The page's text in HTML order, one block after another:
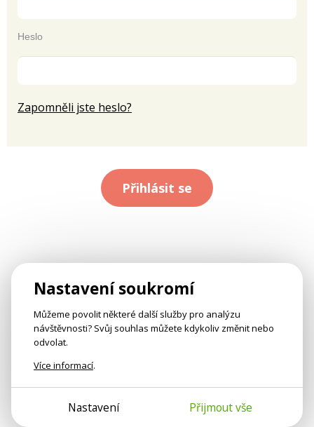
Heslo
Zapomněli jste heslo?
Přihlásit se
Nastavení soukromí
Můžeme povolit některé další služby pro analýzu
návštěvnosti? Svůj souhlas můžete kdykoliv změnit nebo
odvolat.
Více informací.
Nastavení Přijmout vše